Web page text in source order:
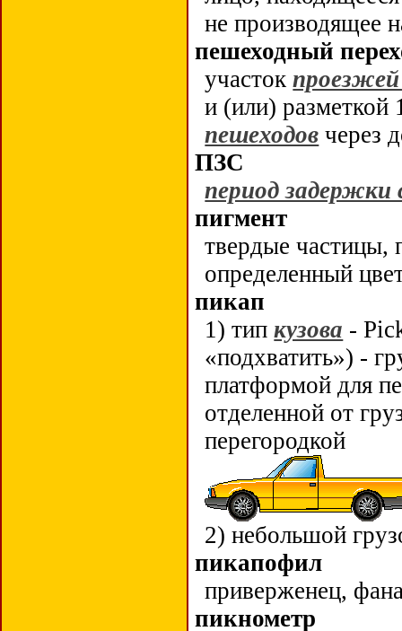
не производящее
пешеходный
участок
и (или)
пешеходов через
ПЗС
период задержки
пигмент
твердые частицы,
определенный
пикап
1) типкузова -
«подхватить») -
платформой для
отделенной от
перегородкой
2) небольшой
пикапофил
приверженец,
пикнометр